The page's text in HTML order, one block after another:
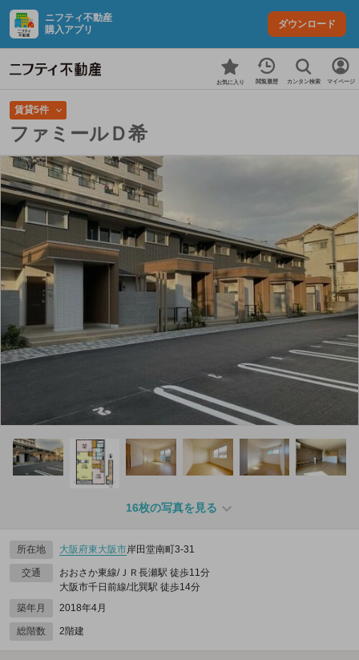
ニフティ不動産
購入アプリ
ダウンロード
お気に入り 閲覧履歴 カンタン検索 マイページ
賃貸5件
ファミールＤ希
16枚の写真を見る
所在地 大阪府東大阪市岸田堂南町3-31
交通
おおさか東線/ＪＲ長瀬駅 徒歩11分
大阪市千日前線/北巽駅 徒歩14分
築年月
2018年4月
総階数 2階建